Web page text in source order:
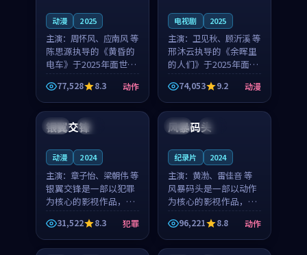
动漫 2025
主演： 周怀风、应南风 等
陈思源执导的《黄昏的
电车》于2025年面世，
日本的城市气质与渔村
故事的人物心境共同构
筑了影片基调。周怀
风、应南风用细腻的表
演撑起整部动作电影，
77,528 8.3 动作
电视剧 2025
主演： 卫见秋、顾沂溪 等
邢沐云执导的《余晖里
的人们》于2025年面
世，泰国的城市气质与
小镇生活的人物心境共
同构筑了影片基调。卫
见秋、顾沂溪用细腻的
表演撑起整部动漫电
74,053 9.2 动漫
中国 热播
银翼交锋
动漫 2024
主演： 章子怡、梁朝伟 等
银翼交锋是一部以犯罪
为核心的影视作品，围
绕危机、反转与人物成
长展开，整体节奏紧
凑，值得推荐观看。
31,522 8.3 犯罪
日本 高分
风暴码头
纪录片 2024
主演： 黄渤、雷佳音 等
风暴码头是一部以动作
为核心的影视作品，围
绕危机、反转与人物成
长展开，整体节奏紧
凑，值得推荐观看。
96,221 8.8 动作